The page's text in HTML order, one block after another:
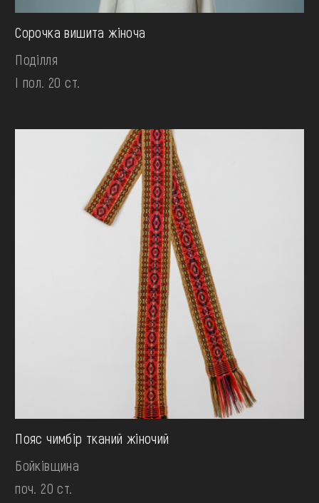
Сорочка вишита жіноча
Поділля
І пол. 20 ст.
Пояс чимбір тканий жіночий
Бойківщина
поч. 20 ст.